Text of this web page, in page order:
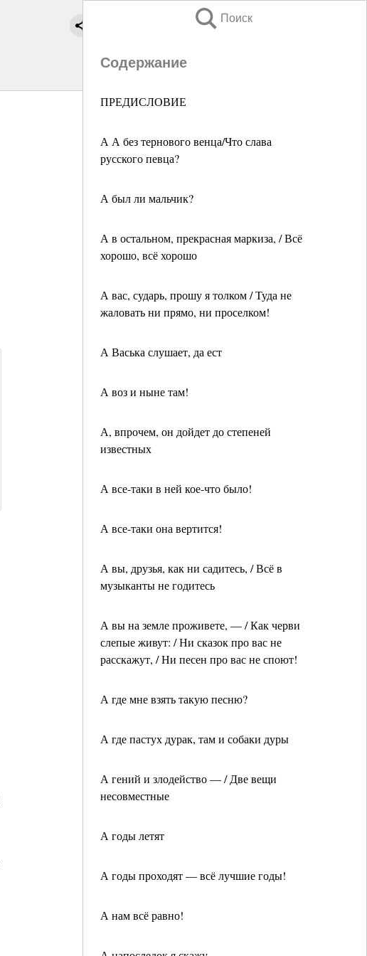
Поиск
Содержание
ПРЕДИСЛОВИЕ
А А без тернового венца/Что слава
русского певца?
А был ли мальчик?
А в остальном, прекрасная маркиза, / Всё
хорошо, всё хорошо
А вас, сударь, прошу я толком / Туда не
жаловать ни прямо, ни проселком!
А Васька слушает, да ест
А воз и ныне там!
А, впрочем, он дойдет до степеней
известных
А все-таки в ней кое-что было!
А все-таки она вертится!
А вы, друзья, как ни садитесь, / Всё в
музыканты не годитесь
А вы на земле проживете, — / Как черви
слепые живут: / Ни сказок про вас не
расскажут, / Ни песен про вас не споют!
А где мне взять такую песню?
А где пастух дурак, там и собаки дуры
А гений и злодейство — / Две вещи
несовместные
А годы летят
А годы проходят — всё лучшие годы!
А нам всё равно!